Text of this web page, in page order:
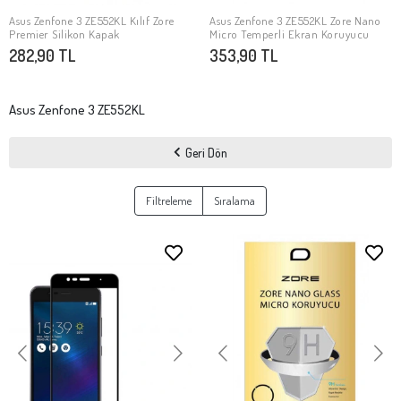
SEPETE EKLE
Asus Zenfone 3 ZE552KL Kılıf Zore
Premier Silikon Kapak
282,90 TL
SEPETE EKLE
Asus Zenfone 3 ZE552KL Zore Nano
Micro Temperli Ekran Koruyucu
353,90 TL
Asus Zenfone 3 ZE552KL
Geri Dön
Filtreleme Sıralama